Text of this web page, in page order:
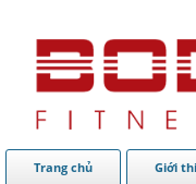
Trang chủ Giới